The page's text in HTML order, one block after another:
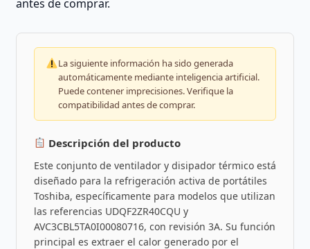
antes de comprar.
La siguiente información ha sido generada
automáticamente mediante inteligencia artificial.
Puede contener imprecisiones. Verifique la
compatibilidad antes de comprar.
Descripción del producto
Este conjunto de ventilador y disipador térmico está
diseñado para la refrigeración activa de portátiles
Toshiba, específicamente para modelos que utilizan
las referencias UDQF2ZR40CQU y
AVC3CBL5TA0I00080716, con revisión 3A. Su función
principal es extraer el calor generado por el